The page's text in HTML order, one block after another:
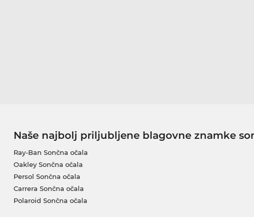
Naše najbolj priljubljene blagovne znamke
Ray-Ban Sončna očala
Oakley Sončna očala
Persol Sončna očala
Carrera Sončna očala
Polaroid Sončna očala